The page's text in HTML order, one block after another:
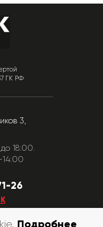
ГК РФ
3,
18:00.
26
Подробнее